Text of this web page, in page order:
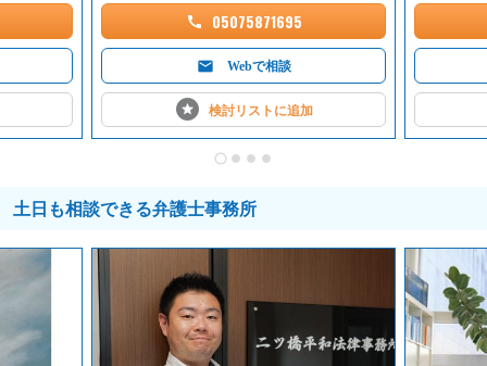
・3,000万円を超える部分～3億円以下の部分：1.1％
・3億円を超える部分：0.55％
■遺産分割協議
【相続分に争いがない場合】
経済的利益のうち
・1,000万円を超える部分～5,000万円以下の部分 ：5.5％
・5,000万円を超える部分～1億円以下の部分 ：4.4％
・1億円を超える部分～2億円以下の部分 ：3.3％
・2億円を超える部分：2.2％
1．事件等の内容及び難易度並びに相続人の数等に応じて、減額あ
るいは増額させていただく場合や、時間制報酬とさせていただく場
05075871695
Webで相談
検討リストに追加
土日も相談できる弁護士事務所